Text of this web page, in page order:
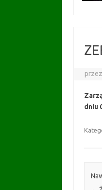
dniu